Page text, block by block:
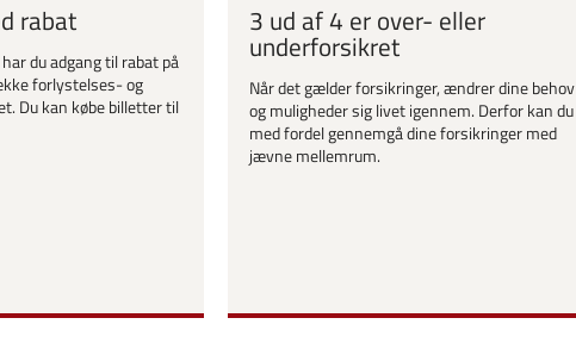
rabat
du adgang til rabat på
forlystelses- og
Du kan købe billetter til
3 ud af 4 er over- eller
underforsikret
Når det gælder forsikringer, ændrer dine behov
og muligheder sig livet igennem. Derfor kan du
med fordel gennemgå dine forsikringer med
jævne mellemrum.